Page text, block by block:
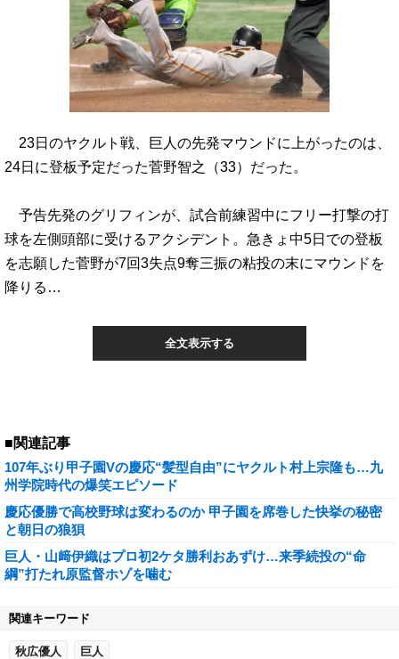
23日のヤクルト戦、巨人の先発マウンドに上がったのは、
24日に登板予定だった菅野智之（33）だった。
予告先発のグリフィンが、試合前練習中にフリー打撃の打
球を左側頭部に受けるアクシデント。急きょ中5日での登板
を志願した菅野が7回3失点9奪三振の粘投の末にマウンドを
降りる…
全文表示する
■関連記事
107年ぶり甲子園Vの慶応“髪型自由”にヤクルト村上宗隆も…九
州学院時代の爆笑エピソード
慶応優勝で高校野球は変わるのか 甲子園を席巻した快挙の秘密
と朝日の狼狽
巨人・山﨑伊織はプロ初2ケタ勝利おあずけ…来季続投の“命
綱”打たれ原監督ホゾを噛む
関連キーワード
秋広優人 巨人